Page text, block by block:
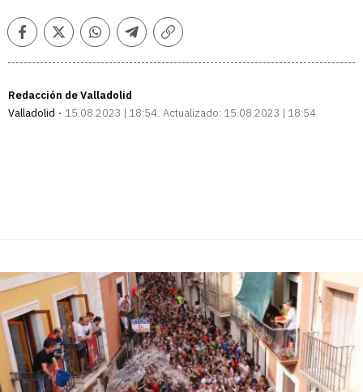
FacebookTwitterWhatsappTelegramCopiar
Redacción de Valladolid
Valladolid
15.08.2023 | 18:54 Actualizado: 15.08.2023 | 18:54